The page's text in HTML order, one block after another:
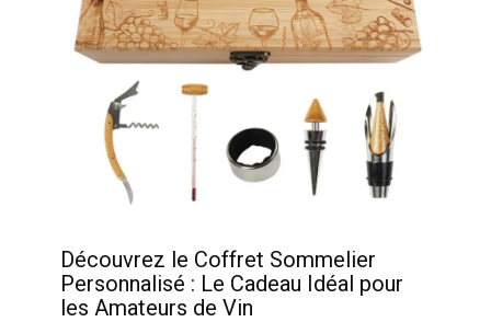
Découvrez le Coffret Sommelier
Personnalisé : Le Cadeau Idéal pour
les Amateurs de Vin